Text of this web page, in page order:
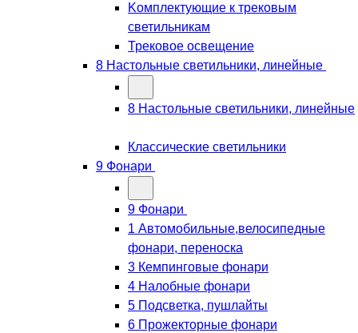
Kомплектующие к трековым
светильникам
Трековое освещение
8 Настольные светильники, линейные
8 Настольные светильники, линейные
Классические светильники
9 Фонари
9 Фонари
1 Автомобильные,велосипедные
фонари, переноска
3 Кемпинговые фонари
4 Налобные фонари
5 Подсветка, пушлайты
6 Прожекторные фонари